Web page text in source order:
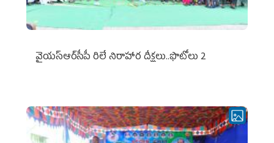
వైయ‌స్ఆర్‌సీపీ రిలే నిరాహార దీక్షలు..ఫొటోలు 2